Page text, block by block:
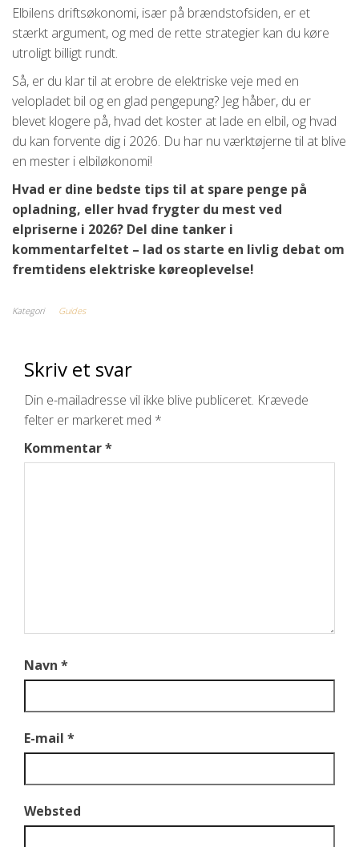
Elbilens driftsøkonomi, især på brændstofsiden, er et
stærkt argument, og med de rette strategier kan du køre
utroligt billigt rundt.
Så, er du klar til at erobre de elektriske veje med en
velopladet bil og en glad pengepung? Jeg håber, du er
blevet klogere på, hvad det koster at lade en elbil, og hvad
du kan forvente dig i 2026. Du har nu værktøjerne til at blive
en mester i elbiløkonomi!
Hvad er dine bedste tips til at spare penge på
opladning, eller hvad frygter du mest ved
elpriserne i 2026? Del dine tanker i
kommentarfeltet – lad os starte en livlig debat om
fremtidens elektriske køreoplevelse!
Kategori Guides
Skriv et svar
Din e-mailadresse vil ikke blive publiceret. Krævede
felter er markeret med *
Kommentar*
Navn *
E-mail *
Websted